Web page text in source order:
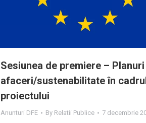
Sesiunea de premiere –
afaceri/sustenabilitate în
proiectului
Anunturi DFE By Relatii Publice 7 decembrie